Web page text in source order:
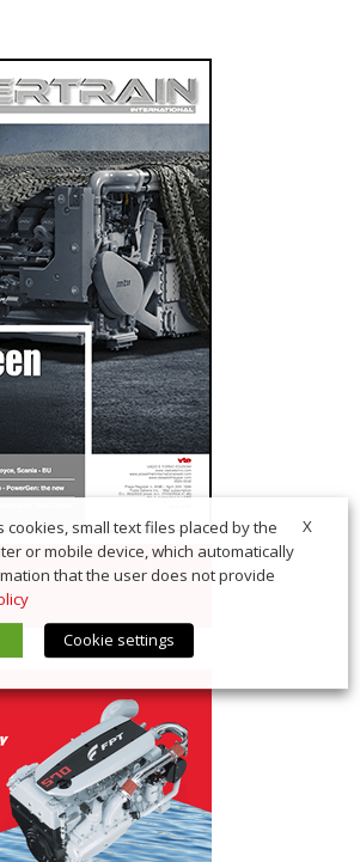
X
cookies, small text files placed by the
or mobile device, which automatically
that the user does not provide
Cookie settings